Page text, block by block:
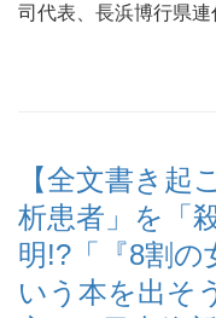
司代表、長浜博行県連
【全文書き起
析患者」を「
明!?「『8割の
いう本を出そ